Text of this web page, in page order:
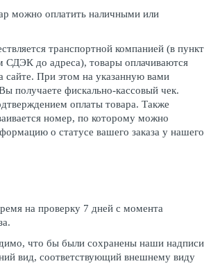
можно оплатить наличными или
транспортной компанией (в пункт
СДЭК до адреса), товары оплачиваются
сайте. При этом на указанную вами
получаете фискально-кассовый чек.
оплаты товара. Также
номер, по которому можно
о статусе вашего заказа у нашего
на проверку 7 дней с момента
что бы были сохранены наши надписи
вид, соответствующий внешнему виду